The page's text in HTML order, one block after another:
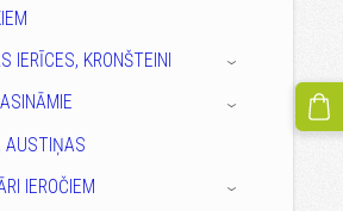
IERĪCES, KRONŠTEINI
›
›
AUSTIŅAS
IEROČIEM
›